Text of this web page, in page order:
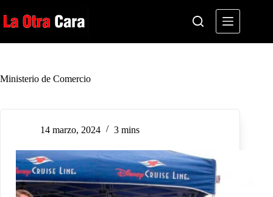
al
contenido
Ministerio de Comercio
14 marzo, 2024 3 mins